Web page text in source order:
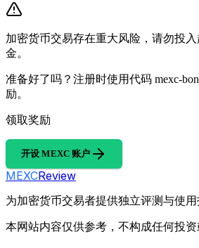
加密货币交易存在重大风险，请勿投
金。
准备好了吗？注册时使用代码 mexc-
励。
领取奖励
开设 MEXC 账户
MEXCReview
为加密货币交易者提供独立评测与使用
本网站内容仅供参考，不构成任何投资